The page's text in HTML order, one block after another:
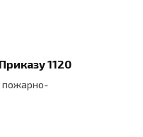
1120
пожарно-